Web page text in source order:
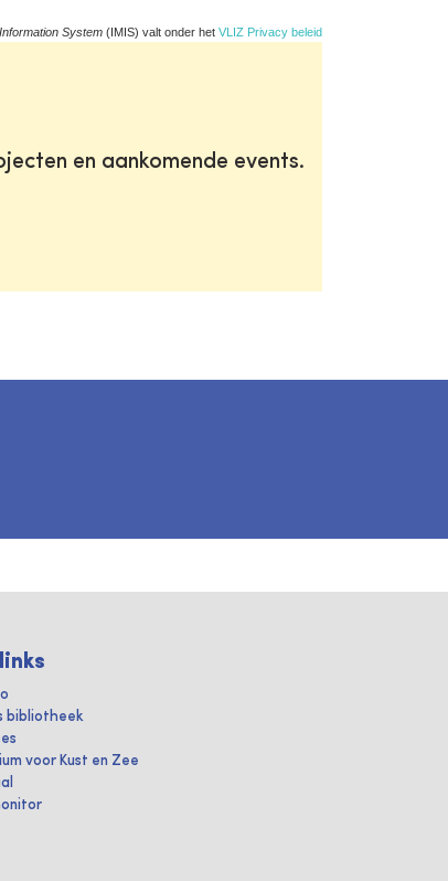
System (IMIS) valt onder het VLIZ Privacy beleid
en aankomende events.
bibliotheek
voor Kust en Zee